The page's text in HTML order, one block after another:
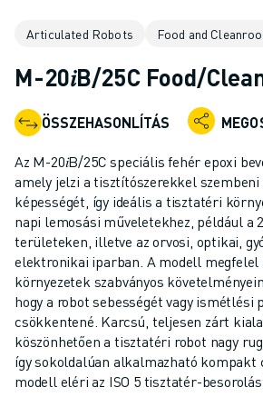
KOLLABORATÍV ROBOTOK
ROBOT VEZÉRLŐK
ROBOTTARTOZÉKOK
ROBOT SZOFTVEREK
SZIMULÁCIÓS SZOFTVER
OKTATÁSI ROBOTIKAI TERMÉKEK
ROBOTOS AUTOMATIZÁLÁS
ÍVHEGESZTŐ ROBOTOK
CSUKLÓS ROBOTOK
ARC MATE SOROZAT
M-900 SOROZAT
DELTA ROBOTOK
ÉLELMISZERIPARI- ÉS TISZTATERES
FESTŐROBOTOK
PALETTÁZÓ ROBOTOK
Articulated Robots Food and
M-20𝑖B/25C Food/
ÖSSZEHASONLÍTÁS
Az M-20𝑖B/25C speciális fehér epoxi
amely jelzi a tisztítószerekkel
képességét, így ideális a tisztatéri
napi lemosási műveletekhez, például a
területeken, illetve az orvosi, optikai,
elektronikai iparban. A modell megfelel
környezetek szabványos
hogy a robot sebességét vagy ismétlési
csökkentené. Karcsú, teljesen zárt
köszönhetően a tisztatéri robot nagy
így sokoldalúan alkalmazható kompakt
modell eléri az ISO 5 tisztatér-